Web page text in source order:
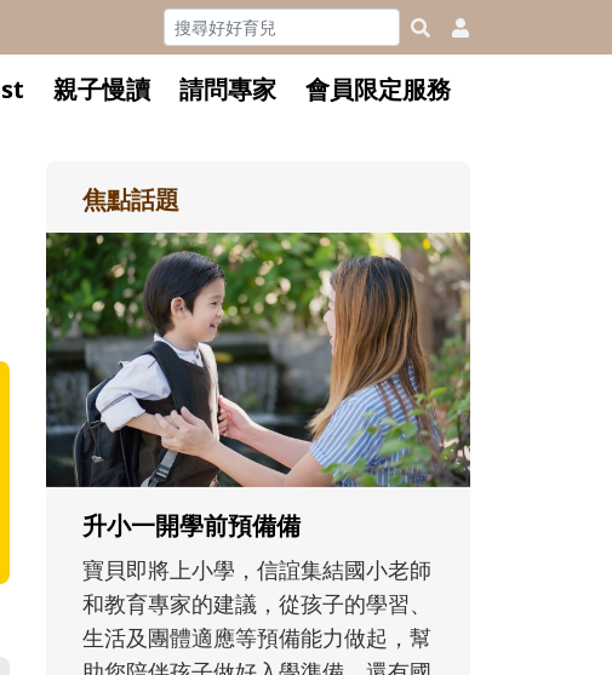
親子慢讀 請問專家 會員限定服務
焦點話題
老師
和孩子一起長大的那個男人│讀
懂父親的不同模樣
沒有人天生就擅長當爸爸！男人總是
在一次次「前所未有」的體驗中，跟
著孩子一起長大。從給予安全感的肢
體遊戲，到獨立自主、角色認同及解
決問題的能力養成。爸爸正嘗試用不
同的模樣，參與孩子每個重要的成長
歷程。